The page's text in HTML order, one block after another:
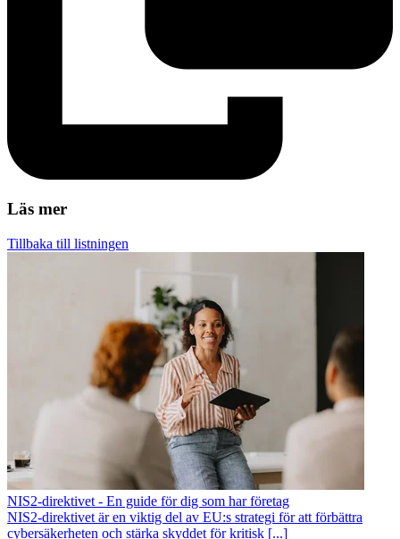
Läs mer
Tillbaka till listningen
NIS2-direktivet - En guide för dig som har företag
NIS2-direktivet är en viktig del av EU:s strategi för att förbättra
cybersäkerheten och stärka skyddet för kritisk [...]